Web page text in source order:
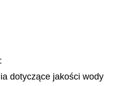
dotyczące jakości wody